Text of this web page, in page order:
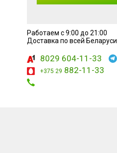
Работаем с 9:00 до 21:00
Доставка по всей Беларуси
8029 604-11-33
+375 29 882-11-33